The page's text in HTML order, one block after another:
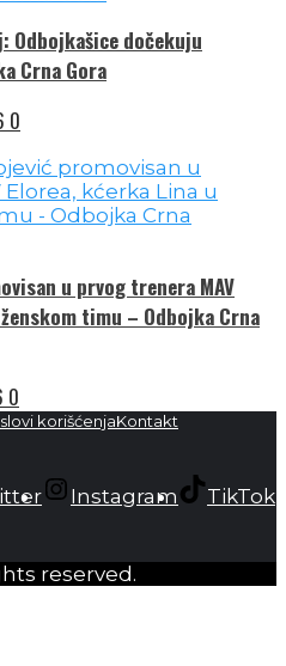
Odbojkašice dočekuju
Crna Gora
0
u prvog trenera MAV
timu – Odbojka Crna
0
korišćenjaKontakt
Instagram
TikTok
reserved.